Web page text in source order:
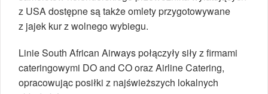
z USA dostępne są także omlety przygotowywane
z jajek kur z wolnego wybiegu.
Linie South African Airways połączyły siły z firmami
cateringowymi DO and CO oraz Airline Catering,
opracowując posiłki z najświeższych lokalnych